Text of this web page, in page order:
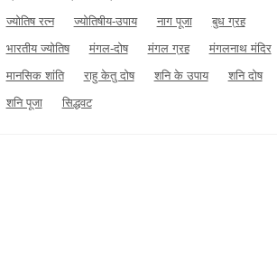
ज्योतिष रत्न
ज्योतिषीय-उपाय नाग पूजा
बुध ग्रह
भारतीय ज्योतिष
मंगल-दोष मंगल ग्रह
मंगलनाथ मंदिर
मानसिक शांति
राहु केतु दोष शनि के उपाय
शनि दोष
शनि पूजा
सिद्धवट